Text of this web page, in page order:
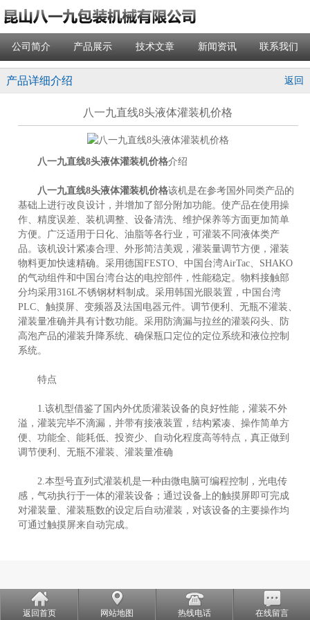
公司简介 产品展示 技术文章 新闻资讯 联系我们
产品详细介绍 返回
八一九直线8头液体灌装机价格
八一九直线8头液体灌装机价格介绍
八一九直线8头液体灌装机价格该机是在参考国外同类产品的
基础上进行改良设计，并增加了部分附加功能。使产品在使用操
作、精度误差、装机调整、设备清洗、维护保养等方面更加简单
方便。广泛适用于日化、油脂等各行业，可灌装不同液体类产
品。该机设计紧凑合理、外形简洁美观，灌装量调节方便，灌装
物料更加快速精确。采用德国FESTO、中国台湾AirTac、SHAKO
的气动组件和中国台湾台达的电控部件，性能稳定。物料接触部
分均采用316L不锈钢材料制成。采用韩国光眼装置，中国台湾
PLC、触摸屏、变频器及法国电器元件。调节便利、无瓶不灌装、
灌装量准确并具有计数功能。采用防滴漏与拉丝的灌装闷头、防
高泡产品的灌装升降系统、确保瓶口定位的定位系统和液位控制
系统。
特点
1.该机型借鉴了国内外优质灌装设备的良好性能，灌装不外
溢，灌装完毕不滴漏，并带有接液装置，结构紧凑、操作简单方
便、功能全、能耗低、投资少、自动化程度高等特点，真正做到
调节便利、无瓶不灌装、灌装量准确
2.本型号直列式灌装机是一种由微电脑可编程控制，光电传
感，气动执行于一体的灌装设备；通过设备上的触摸屏即可完成
对灌装量、灌装瓶数的设定后自动灌装，对该设备的主要操作均
可通过触摸屏来自动完成。
返回首页 网站地图 热线电话 在线留言